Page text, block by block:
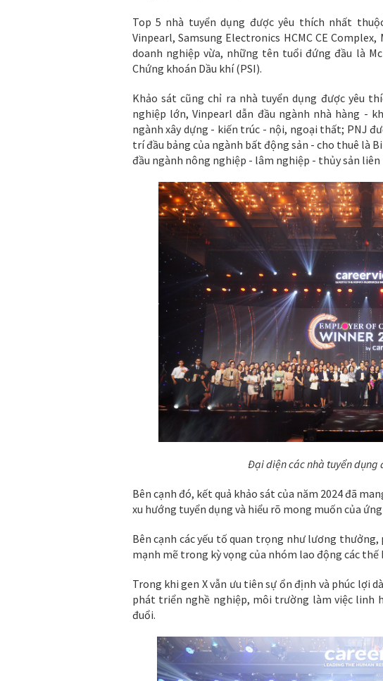
Top 5 nhà tuyển dụng được yêu thích nhất
Vinpearl, Samsung Electronics HCMC CE
doanh nghiệp vừa, những tên tuổi đứng đầu là
Chứng khoán Dầu khí (PSI).
Khảo sát cũng chỉ ra nhà tuyển dụng được yêu
nghiệp lớn, Vinpearl dẫn đầu ngành nhà hàng -
ngành xây dựng - kiến trúc - nội, ngoại thất; PNJ
trí đầu bảng của ngành bất động sản - cho thuê là
đầu ngành nông nghiệp - lâm nghiệp - thủy sản
Đại diện các nhà tuyển dụng
Bên cạnh đó, kết quả khảo sát của năm 2024 đã
xu hướng tuyển dụng và hiểu rõ mong muốn của ứng
Bên cạnh các yếu tố quan trọng như lương
mạnh mẽ trong kỳ vọng của nhóm lao động các thế
Trong khi gen X vẫn ưu tiên sự ổn định và phúc lợi
phát triển nghề nghiệp, môi trường làm việc linh
đuổi.